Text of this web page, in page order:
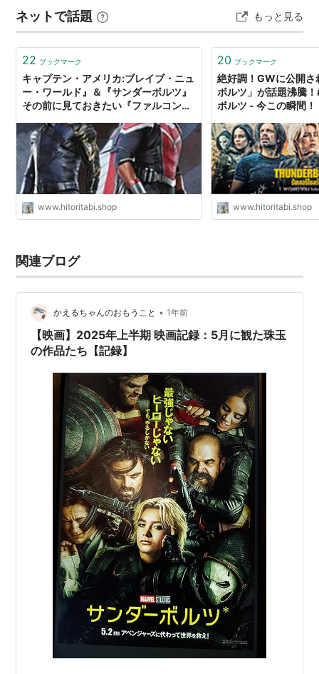
ネットで話題 もっと見る
22 ブックマーク
キャプテン・アメリカ:ブレイブ・ニュ
ー・ワールド』＆『サンダーボルツ』
その前に見ておきたい『ファルコン＆
間！
www.hitoritabi.shop
20 ブックマーク
絶好調！GWに公開さ
ボルツ」が話題沸騰
ボルツ - 今この瞬間！
www.hitoritabi.shop
関連ブログ
かえるちゃんのおもうこと • 1年前
【映画】2025年上半期 映画記録：5月に観た珠玉
の作品たち【記録】